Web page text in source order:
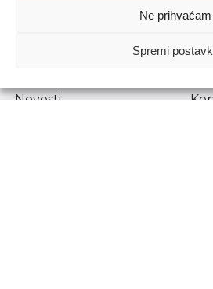
Ne prihvaćam
Spremi
1778129
Prenošenje sadržaja dopušteno je
Novosti